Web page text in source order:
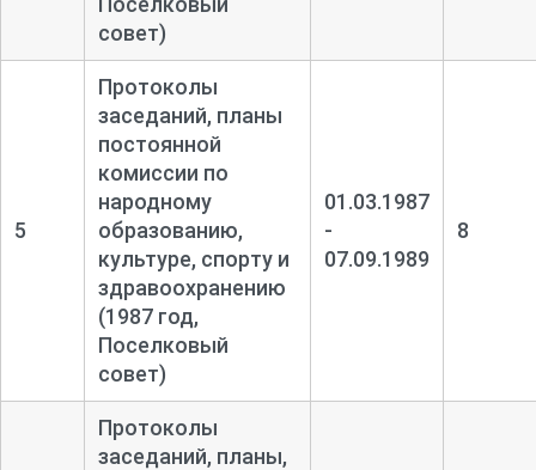
совет)
5
Протоколы
заседаний, планы
постоянной
комиссии по
народному
образованию,
культуре, спорту и
здравоохранению
(1987 год,
Поселковый
совет)
01.03.1987
-
07.09.1989
8
Протоколы
заседаний, планы,